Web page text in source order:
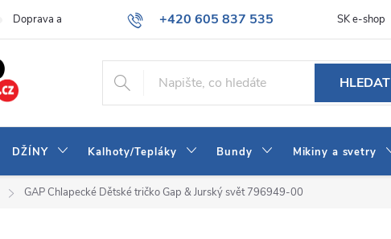
+420 605 837 535
info@jeans-shop.cz
Doprava a platba Obchodní podmínky Naše prodejna Blog
SK e-shop
HLEDAT
DŽÍNY Kalhoty/Tepláky Bundy Mikiny a svetry
GAP Chlapecké Dětské tričko Gap & Jurský svět 796949-00